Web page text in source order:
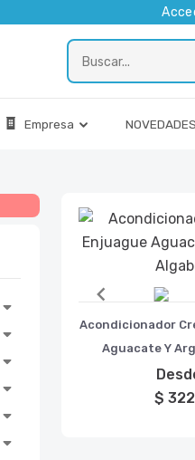
Empresa NOVEDADES
Acondicionador
Aguacate Y
$